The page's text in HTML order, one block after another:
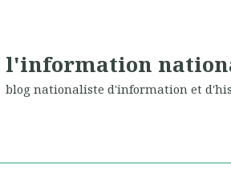
l'information
blog nationaliste d'information et